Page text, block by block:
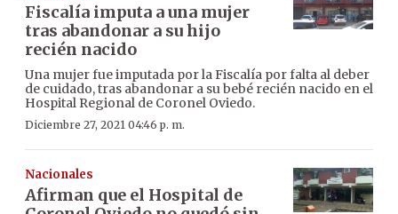
Fiscalía imputa a una mujer
tras abandonar a su hijo
recién nacido
Una mujer fue imputada por la Fiscalía por falta al deber
de cuidado, tras abandonar a su bebé recién nacido en el
Hospital Regional de Coronel Oviedo.
Diciembre 27, 2021 04:46 p. m.
Nacionales
Afirman que el Hospital de